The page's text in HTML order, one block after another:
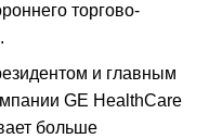
торгово-
и главным
GE HealthCare
больше